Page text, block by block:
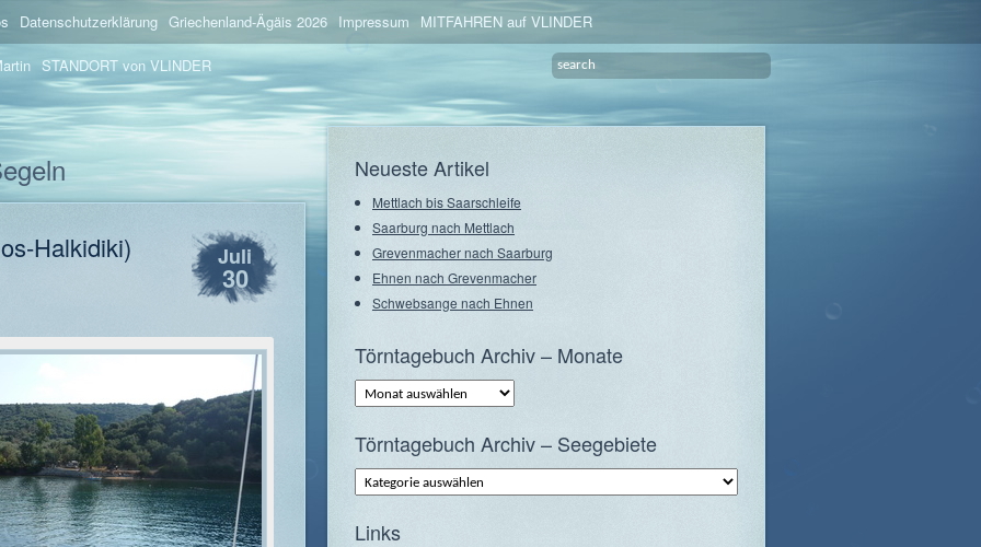
Datenschutzerklärung Griechenland-Ägäis 2026 Impressum MITFAHREN auf VLINDER
STANDORT von VLINDER
Halkidiki) Juli
30
Neueste Artikel
Mettlach bis Saarschleife
Saarburg nach Mettlach
Grevenmacher nach Saarburg
Ehnen nach Grevenmacher
Schwebsange nach Ehnen
Törntagebuch Archiv – Monate
Törntagebuch
Archiv
–
Törntagebuch Archiv – Seegebiete
Törntagebuch
Archiv
–
Links